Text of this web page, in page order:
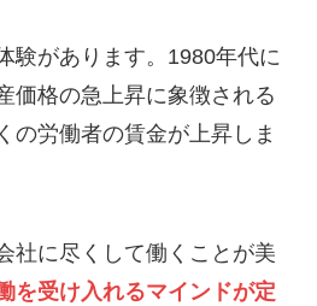
験があります。1980年代に
価格の急上昇に象徴される
の労働者の賃金が上昇しま
社に尽くして働くことが美
を受け入れるマインドが定